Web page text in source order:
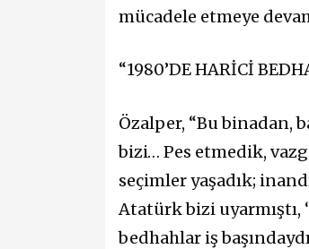
mücadele etmeye
“1980’DE HARİCİ
Özalper, “Bu binadan,
bizi… Pes etmedik,
seçimler yaşadık;
Atatürk bizi uyarmıştı,
bedhahlar iş